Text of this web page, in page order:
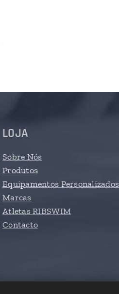
LOJA
Sobre Nós
Produtos
Equipamentos Personalizados
Marcas
Atletas RIBSWIM
Contacto